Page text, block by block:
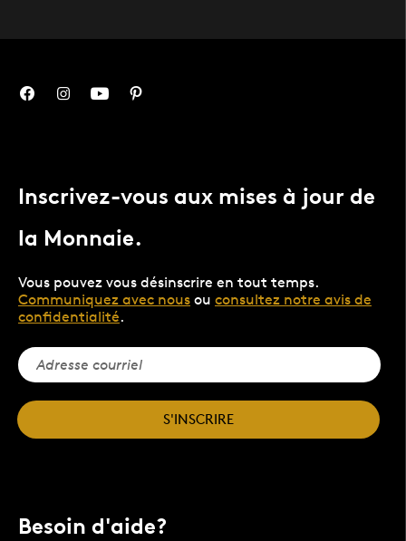
Inscrivez-vous aux mises à jour de
la Monnaie.
Vous pouvez vous désinscrire en tout temps.
Communiquez avec nous ou consultez notre avis de
confidentialité.
S'INSCRIRE
Besoin d'aide?